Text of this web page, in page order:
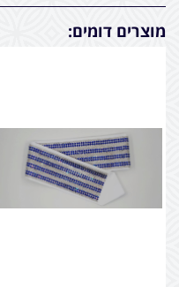
מוצרים דומים: